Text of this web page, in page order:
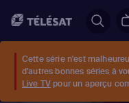
Cette série n'est
d'autres bonnes séries à
Live TV pour un aperçu